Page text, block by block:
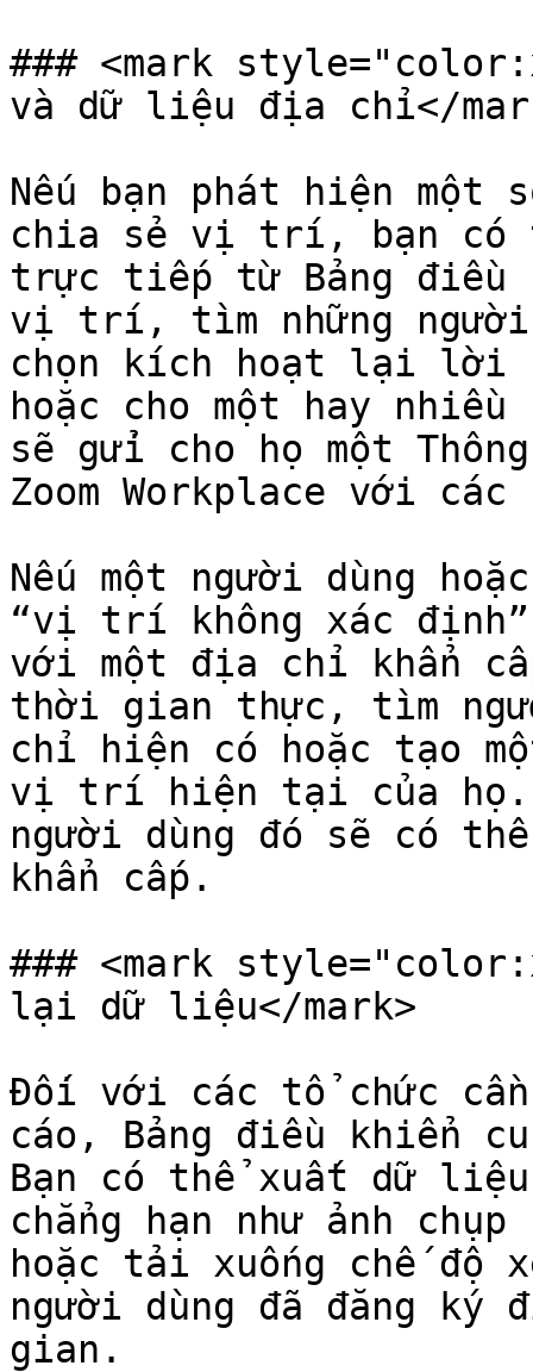
### <mark
và dữ liệu địa chỉ</
Nếu bạn phát hiện một
chia sẻ vị trí, bạn có
trực tiếp từ Bảng điều
vị trí, tìm những người
chọn kích hoạt lại lời
hoặc cho một hay nhiều
sẽ gửi cho họ một
Zoom Workplace với
Nếu một người dùng
“vị trí không xác
với một địa chỉ khẩn
thời gian thực, tìm
chỉ hiện có hoặc tạo
vị trí hiện tại của họ.
người dùng đó sẽ có
khẩn cấp.
### <mark
lại dữ liệu</mark>
Đối với các tổ chức
cáo, Bảng điều khiển
Bạn có thể xuất dữ
chẳng hạn như ảnh
hoặc tải xuống chế
người dùng đã đăng
gian.